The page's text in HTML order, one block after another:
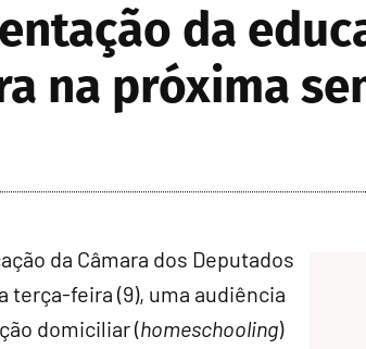
da
na próxima
da Câmara dos Deputados
terça-feira (9), uma audiência
domiciliar (homeschooling)